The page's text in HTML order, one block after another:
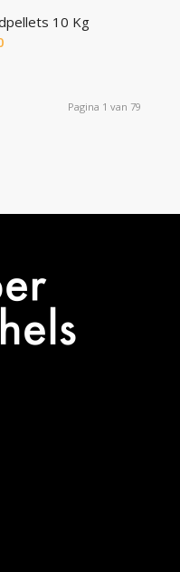
10 Kg
Pagina 1 van 79